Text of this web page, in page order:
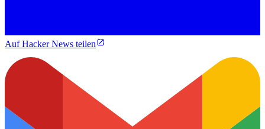
Auf Hacker News teilen